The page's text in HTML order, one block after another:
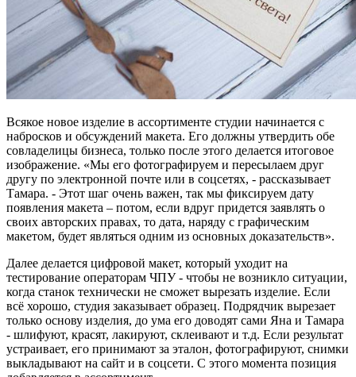
Всякое новое изделие в ассортименте студии начинается с
набросков и обсуждений макета. Его должны утвердить обе
совладелицы бизнеса, только после этого делается итоговое
изображение. «Мы его фотографируем и пересылаем друг
другу по электронной почте или в соцсетях, - рассказывает
Тамара. - Этот шаг очень важен, так мы фиксируем дату
появления макета – потом, если вдруг придется заявлять о
своих авторских правах, то дата, наряду с графическим
макетом, будет являться одним из основных доказательств».
Далее делается цифровой макет, который уходит на
тестирование операторам ЧПУ - чтобы не возникло ситуации,
когда станок технически не сможет вырезать изделие. Если
всё хорошо, студия заказывает образец. Подрядчик вырезает
только основу изделия, до ума его доводят сами Яна и Тамара
- шлифуют, красят, лакируют, склеивают и т.д. Если результат
устраивает, его принимают за эталон, фотографируют, снимки
выкладывают на сайт и в соцсети. С этого момента позиция